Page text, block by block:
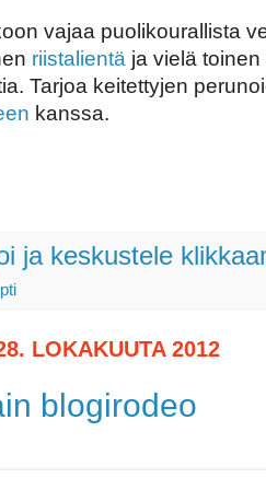
vajaa puolikourallista
riistalientä ja vielä
Tarjoa keitettyjen
kanssa.
ja keskustele
LOKAKUUTA 2012
blogirodeo